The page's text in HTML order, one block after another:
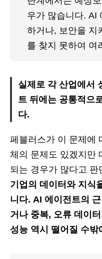
우가 많습니다. AI
하거나, 보안을 지
를 찾지 못하여 여
실제로 각 산업에서
트 뒤에는 공통적으
다.
페블러스가 이 문제에
체의 문제도 있겠지만
되는 경우가 많다고 판
기업의 데이터와 지식
니다. AI 에이전트의
거나 중복, 오류 데이
성능 역시 떨어질 수밖